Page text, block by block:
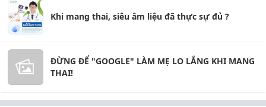
Khi mang thai, siêu âm liệu đã thực sự đủ ?
ĐỪNG ĐỂ "GOOGLE" LÀM MẸ LO LẮNG KHI MANG
THAI!